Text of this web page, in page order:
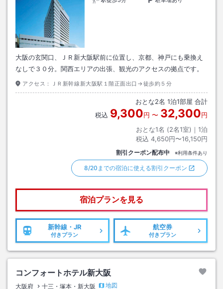
大阪の玄関口、ＪＲ新大阪駅前に位置し、京都、神戸にも乗換え
なしで３０分。関西エリアの出張、観光のアクセスの拠点です。
アクセス： ＪＲ新幹線新大阪駅１階正面出口→徒歩約５分
おとな2名 1泊1部屋 合計
税込 9,300円 〜 32,300円
おとな1名 (2名1室)｜ 1泊
税込 4,650円〜16,150円
割引クーポン配布中 ※利用条件あり
8/20までの宿泊に使える割引クーポン
宿泊プランを見る
新幹線・JR
付きプラン
航空券
付きプラン
コンフォートホテル新大阪
大阪府 十三・塚本・新大阪
地図